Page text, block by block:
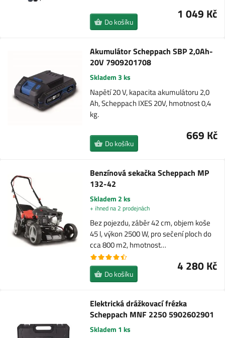
1 049 Kč
Do košíku
Akumulátor Scheppach SBP 2,0Ah-
20V 7909201708
Skladem 3 ks
Napětí 20 V, kapacita akumulátoru 2,0
Ah, Scheppach IXES 20V, hmotnost 0,4
kg.
669 Kč
Do košíku
Benzínová sekačka Scheppach MP
132-42
Skladem 2 ks
+ ihned na 2 prodejnách
Bez pojezdu, záběr 42 cm, objem koše
45 l, výkon 2500 W, pro sečení ploch do
cca 800 m2, hmotnost…
4 280 Kč
Do košíku
Elektrická drážkovací frézka
Scheppach MNF 2250 5902602901
Skladem 1 ks